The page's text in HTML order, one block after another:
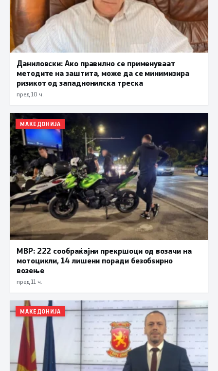
Даниловски: Ако правилно се применуваат
методите на заштита, може да се минимизира
ризикот од западнонилска треска
пред 10 ч.
МАКЕДОНИЈА
МВР: 222 сообраќајни прекршоци од возачи на
мотоцикли, 14 лишени поради безобѕирно
возење
пред 11 ч.
МАКЕДОНИЈА